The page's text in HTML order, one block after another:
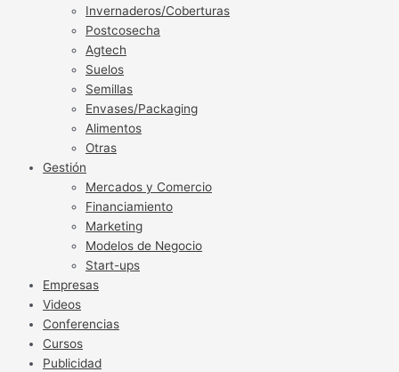
Invernaderos/Coberturas
Postcosecha
Agtech
Suelos
Semillas
Envases/Packaging
Alimentos
Otras
Gestión
Mercados y Comercio
Financiamiento
Marketing
Modelos de Negocio
Start-ups
Empresas
Videos
Conferencias
Cursos
Publicidad